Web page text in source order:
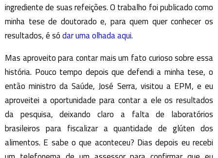
ingrediente de suas refeições. O trabalho foi publicado como
minha tese de doutorado e, para quem quer conhecer os
resultados, é sódar uma olhada aqui.
Mas aproveito para contar mais um fato curioso sobre essa
história. Pouco tempo depois que defendi a minha tese, o
então ministro da Saúde, José Serra, visitou a EPM, e eu
aproveitei a oportunidade para contar a ele os resultados
da pesquisa, deixando claro a falta de laboratórios
brasileiros para fiscalizar a quantidade de glúten dos
alimentos. E sabe o que aconteceu? Dias depois eu recebi